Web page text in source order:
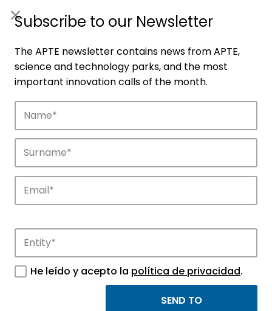
Companies
Discover the companies that drive
Terraconta – Sofía
Subscribe to our Newsletter
The APTE newsletter contains news from APTE,
science and technology parks, and the most
important innovation calls of the month.
He leído y acepto la política de privacidad.